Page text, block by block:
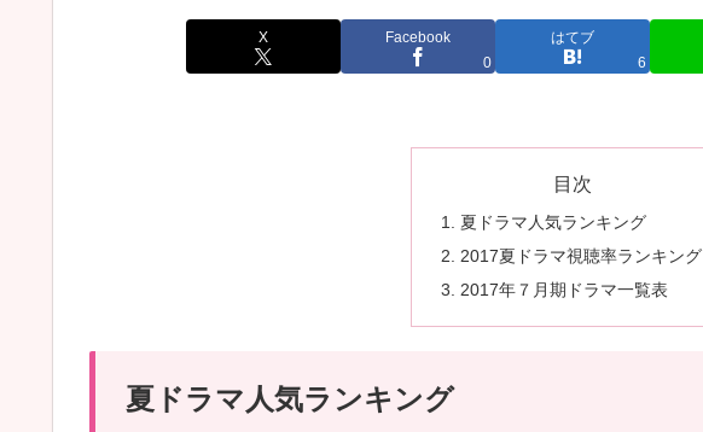
X
Facebook
0
はてブ
6
目次
夏ドラマ人気ランキング
2017夏ドラマ視聴率ランキング
2017年７月期ドラマ一覧表
夏ドラマ人気ランキング